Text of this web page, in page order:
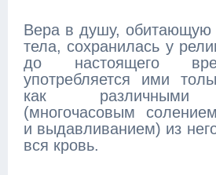
Вера в душу, обитающую
тела, сохранилась у
до настоящего
употребляется ими
как различными
(многочасовым
и выдавливанием) из
вся кровь.